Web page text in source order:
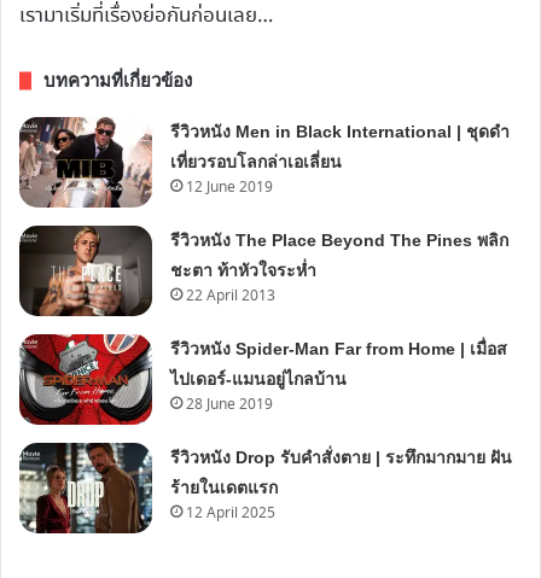
เรามาเริ่มที่เรื่องย่อกันก่อนเลย…
บทความที่เกี่ยวข้อง
รีวิวหนัง Men in Black International | ชุดดำ
เที่ยวรอบโลกล่าเอเลี่ยน
12 June 2019
รีวิวหนัง The Place Beyond The Pines พลิก
ชะตา ท้าหัวใจระห่ำ
22 April 2013
รีวิวหนัง Spider-Man Far from Home | เมื่อส
ไปเดอร์-แมนอยู่ไกลบ้าน
28 June 2019
รีวิวหนัง Drop รับคำสั่งตาย | ระทึกมากมาย ฝัน
ร้ายในเดตแรก
12 April 2025